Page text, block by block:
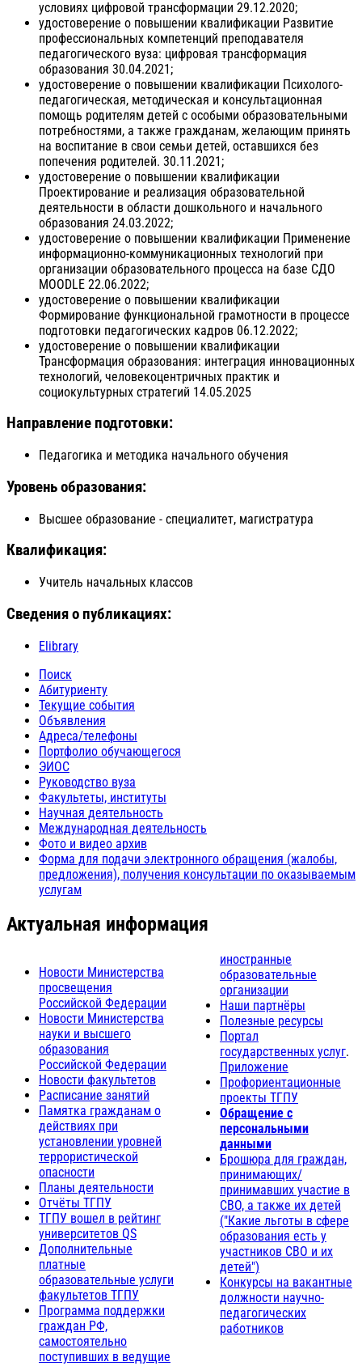
условиях цифровой трансформации 29.12.2020;
удостоверение о повышении квалификации Развитие
профессиональных компетенций преподавателя
педагогического вуза: цифровая трансформация
образования 30.04.2021;
удостоверение о повышении квалификации Психолого-
педагогическая, методическая и консультационная
помощь родителям детей с особыми образовательными
потребностями, а также гражданам, желающим принять
на воспитание в свои семьи детей, оставшихся без
попечения родителей. 30.11.2021;
удостоверение о повышении квалификации
Проектирование и реализация образовательной
деятельности в области дошкольного и начального
образования 24.03.2022;
удостоверение о повышении квалификации Применение
информационно-коммуникационных технологий при
организации образовательного процесса на базе СДО
MOODLE 22.06.2022;
удостоверение о повышении квалификации
Формирование функциональной грамотности в процессе
подготовки педагогических кадров 06.12.2022;
удостоверение о повышении квалификации
Трансформация образования: интеграция инновационных
технологий, человекоцентричных практик и
социокультурных стратегий 14.05.2025
Направление подготовки:
Педагогика и методика начального обучения
Уровень образования:
Высшее образование - специалитет, магистратура
Квалификация:
Учитель начальных классов
Сведения о публикациях:
Elibrary
Поиск
Абитуриенту
Текущие события
Объявления
Адреса/телефоны
Портфолио обучающегося
ЭИОС
Руководство вуза
Факультеты, институты
Научная деятельность
Международная деятельность
Фото и видео архив
Форма для подачи электронного обращения (жалобы,
предложения), получения консультации по оказываемым
услугам
Актуальная информация
Новости Министерства
просвещения
Российской Федерации
Новости Министерства
науки и высшего
образования
Российской Федерации
Новости факультетов
Расписание занятий
Памятка гражданам о
действиях при
установлении уровней
террористической
опасности
Планы деятельности
Отчёты ТГПУ
ТГПУ вошел в рейтинг
университетов QS
Дополнительные
платные
образовательные услуги
факультетов ТГПУ
Программа поддержки
граждан РФ,
самостоятельно
поступивших в ведущие
иностранные
образовательные
организации
Наши партнёры
Полезные ресурсы
Портал
государственных услуг.
Приложение
Профориентационные
проекты ТГПУ
Обращение с
персональными
данными
Брошюра для граждан,
принимающих/
принимавших участие в
СВО, а также их детей
("Какие льготы в сфере
образования есть у
участников СВО и их
детей")
Конкурсы на вакантные
должности научно-
педагогических
работников